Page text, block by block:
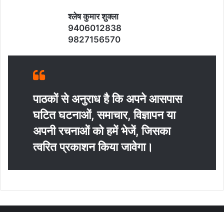
श्‍लेष कुमार शुक्‍ला
9406012838
9827156570
पाठकों से अनुराध है कि अपने आसपास
घटित घटनाओं, समाचार, विज्ञापन या
अपनी रचनाओं को हमें भेजें, जिसका
त्‍वरित प्रकाशन किया जावेगा।